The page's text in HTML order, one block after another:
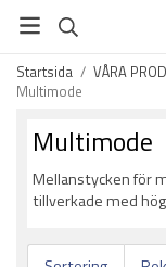
Startsida / VÅRA
Multimode
Multimode
Mellanstycken för
tillverkade med